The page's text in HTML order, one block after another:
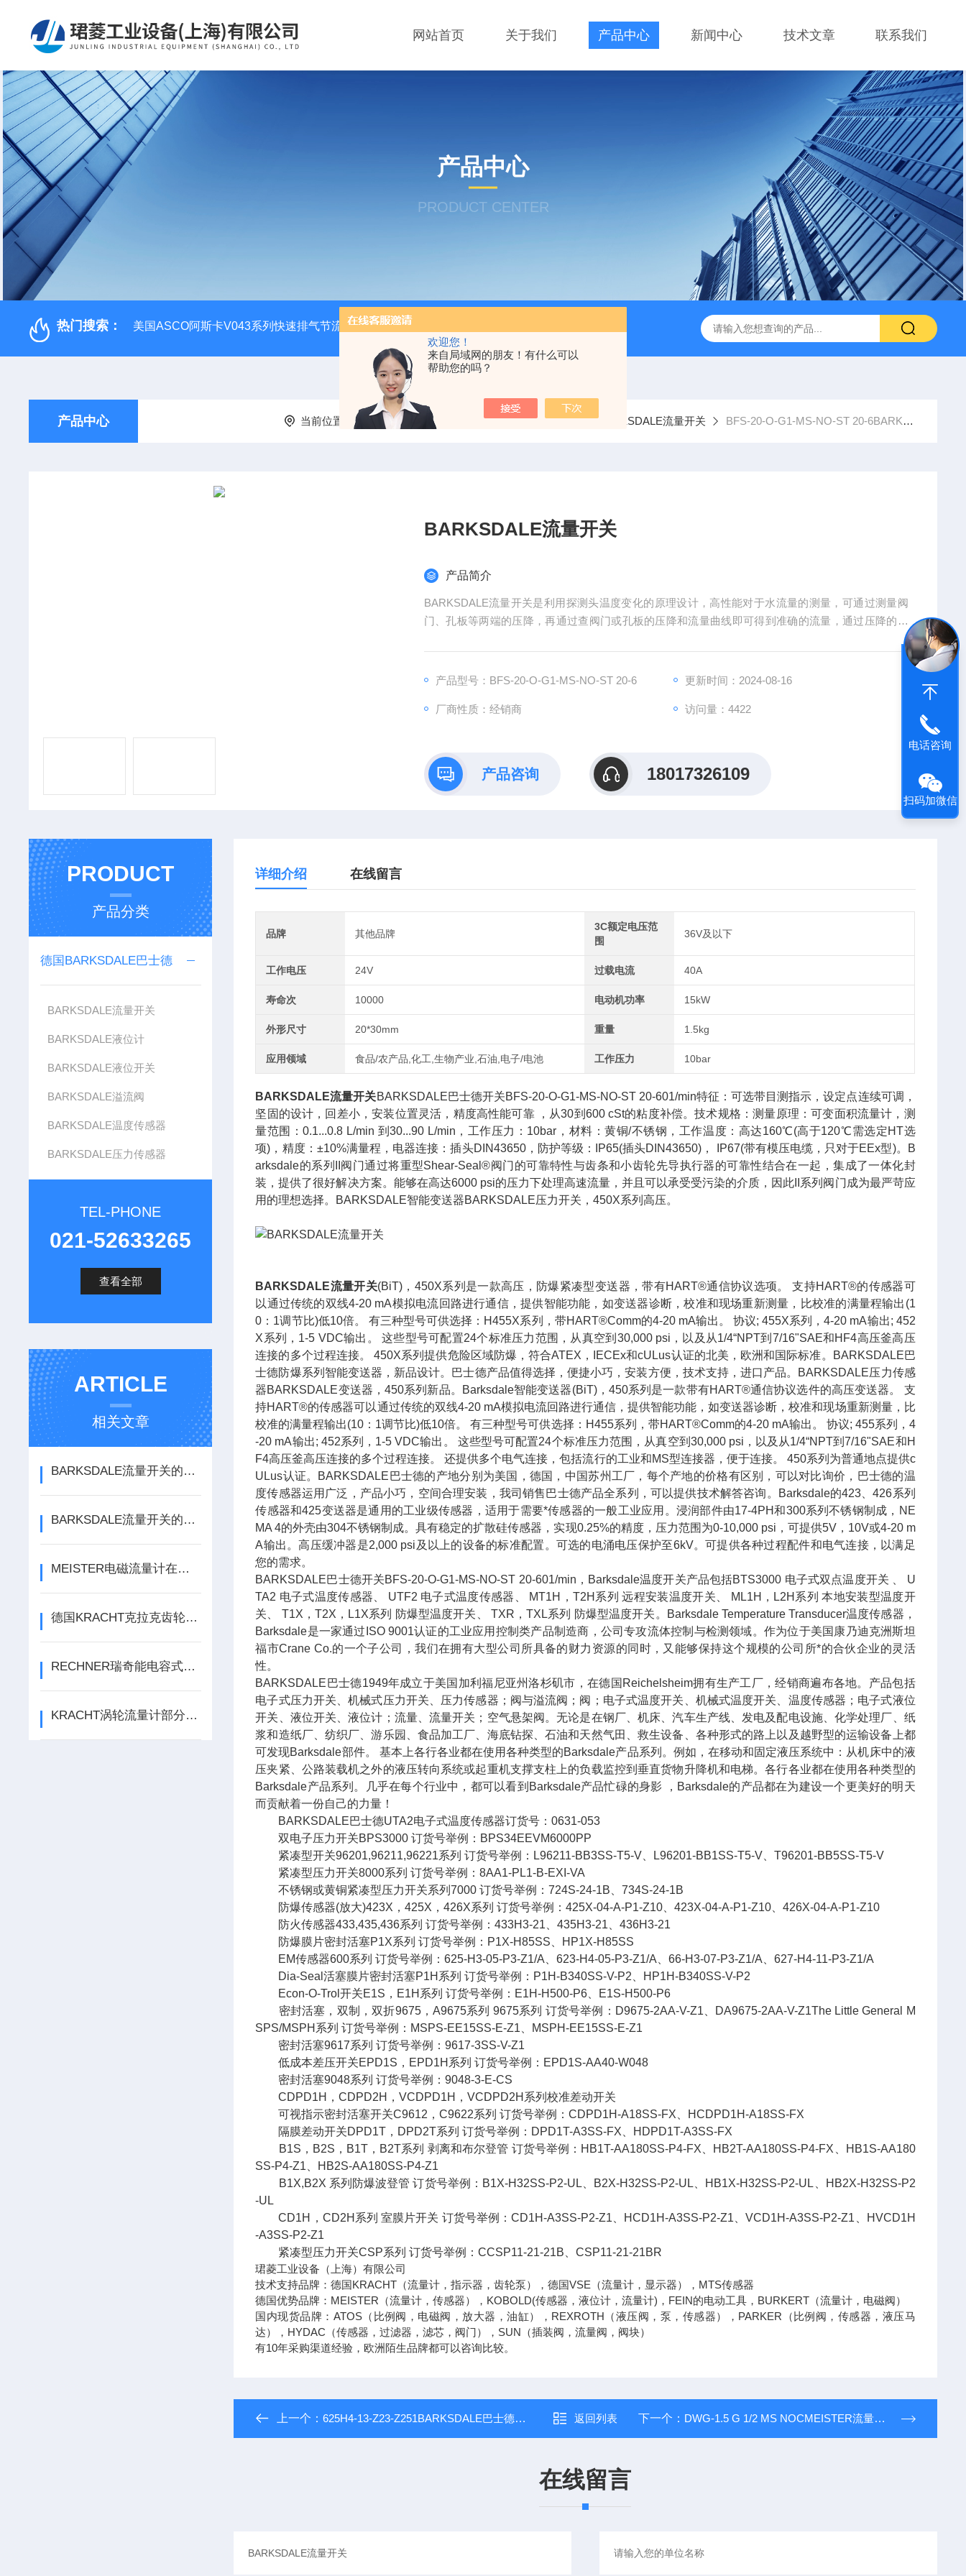
欢迎您！
来自局域网的朋友！有什么可以
帮助您的吗？
网站首页 关于我们 产品中心 新闻中心 技术文章 联系我们
产品中心
PRODUCT CENTER
热门搜索： 美国ASCO阿斯卡V043系列快速排气节流阀 RVM/U-2/1 G 1/2MEISTER流量传感器 HEIDENHAIN海德汉角度编码器全系列介绍 0631-053BARKSDALE
产品中心 当前位置： 首页 产品中心 德国BARKSDALE巴士德 BARKSDALE流量开关 BFS-20-O-G1-MS-NO-ST 20-6BARKSDALE流量开关
BARKSDALE流量开关
产品简介
BARKSDALE流量开关是利用探测头温度变化的原理设计，高性能对于水流量的测量，可通过测量阀
门、孔板等两端的压降，再通过查阀门或孔板的压降和流量曲线即可得到准确的流量，通过压降的方
产品型号：BFS-20-O-G1-MS-NO-ST 20-6 更新时间：2024-08-16
厂商性质：经销商 访问量：4422
产品咨询 18017326109
PRODUCT
产品分类
德国BARKSDALE巴士德
BARKSDALE流量开关
BARKSDALE液位计
BARKSDALE液位开关
BARKSDALE溢流阀
BARKSDALE温度传感器
BARKSDALE压力传感器
TEL-PHONE
021-52633265
查看全部
ARTICLE
相关文章
BARKSDALE流量开关的安装方法，快来了解一下吧
BARKSDALE流量开关的主要工作原理
MEISTER电磁流量计在化工行业中的应用
德国KRACHT克拉克齿轮泵工作原理技术特点
RECHNER瑞奇能电容式传感器家族又有一名新成员诞生
KRACHT涡轮流量计部分的维护保养
详细介绍 在线留言
品牌 其他品牌
3C额定电压范
围
36V及以下
工作电压 24V 过载电流 40A
寿命次 10000 电动机功率 15kW
外形尺寸 20*30mm 重量 1.5kg
应用领域 食品/农产品,化工,生物产业,石油,电子/电池 工作压力 10bar
BARKSDALE流量开关BARKSDALE巴士德开关BFS-20-O-G1-MS-NO-ST 20-601/min特征：可选带目测指示，设定点连续可调，
坚固的设计，回差小，安装位置灵活，精度高性能可靠 ，从30到600 cSt的粘度补偿。技术规格：测量原理：可变面积流量计，测
量范围：0.1...0.8 L/min 到30...90 L/min，工作压力：10bar，材料：黄铜/不锈钢，工作温度：高达160℃(高于120℃需选定HT选
项)，精度：±10%满量程，电器连接：插头DIN43650，防护等级：IP65(插头DIN43650)， IP67(带有模压电缆，只对于EEx型)。B
arksdale的系列II阀门通过将重型Shear-Seal®阀门的可靠特性与齿条和小齿轮先导执行器的可靠性结合在一起，集成了一体化封
装，提供了很好解决方案。能够在高达6000 psi的压力下处理高速流量，并且可以承受受污染的介质，因此II系列阀门成为最严苛应
用的理想选择。BARKSDALE智能变送器BARKSDALE压力开关，450X系列高压。
BARKSDALE流量开关(BiT)，450X系列是一款高压，防爆紧凑型变送器，带有HART®通信协议选项。 支持HART®的传感器可
以通过传统的双线4-20 mA模拟电流回路进行通信，提供智能功能，如变送器诊断，校准和现场重新测量，比校准的满量程输出(1
0：1调节比)低10倍。 有三种型号可供选择：H455X系列，带HART®Comm的4-20 mA输出。 协议; 455X系列，4-20 mA输出; 452
X系列，1-5 VDC输出。 这些型号可配置24个标准压力范围，从真空到30,000 psi，以及从1/4“NPT到7/16"SAE和HF4高压釜高压
连接的多个过程连接。 450X系列提供危险区域防爆，符合ATEX，IECEx和cULus认证的北美，欧洲和国际标准。BARKSDALE巴
士德防爆系列智能变送器，新品设计。巴士德产品值得选择，便捷小巧，安装方便，技术支持，进口产品。BARKSDALE压力传感
器BARKSDALE变送器，450系列新品。Barksdale智能变送器(BiT)，450系列是一款带有HART®通信协议选件的高压变送器。 支
持HART®的传感器可以通过传统的双线4-20 mA模拟电流回路进行通信，提供智能功能，如变送器诊断，校准和现场重新测量，比
校准的满量程输出(10：1调节比)低10倍。 有三种型号可供选择：H455系列，带HART®Comm的4-20 mA输出。 协议; 455系列，4
-20 mA输出; 452系列，1-5 VDC输出。 这些型号可配置24个标准压力范围，从真空到30,000 psi，以及从1/4“NPT到7/16"SAE和H
F4高压釜高压连接的多个过程连接。 还提供多个电气连接，包括流行的工业和MS型连接器，便于连接。 450系列为普通地点提供c
ULus认证。BARKSDALE巴士德的产地分别为美国，德国，中国苏州工厂，每个产地的价格有区别，可以对比询价，巴士德的温
度传感器运用广泛，产品小巧，空间合理安装，我司销售巴士德产品全系列，可以提供技术解答咨询。Barksdale的423、426系列
传感器和425变送器是通用的工业级传感器，适用于需要*传感器的一般工业应用。浸润部件由17-4PH和300系列不锈钢制成，NE
MA 4的外壳由304不锈钢制成。具有稳定的扩散硅传感器，实现0.25%的精度，压力范围为0-10,000 psi，可提供5V，10V或4-20 m
A输出。高压缓冲器是2,000 psi及以上的设备的标准配置。可选的电涌电压保护至6kV。可提供各种过程配件和电气连接，以满足
您的需求。
BARKSDALE巴士德开关BFS-20-O-G1-MS-NO-ST 20-601/min，Barksdale温度开关产品包括BTS3000 电子式双点温度开关 、 U
TA2 电子式温度传感器、 UTF2 电子式温度传感器、 MT1H，T2H系列 远程安装温度开关、 ML1H，L2H系列 本地安装型温度开
关、 T1X，T2X，L1X系列 防爆型温度开关、 TXR，TXL系列 防爆型温度开关。Barksdale Temperature Transducer温度传感器，
Barksdale是一家通过ISO 9001认证的工业应用控制类产品制造商，公司专攻流体控制与检测领域。作为位于美国康乃迪克洲斯坦
福市Crane Co.的一个子公司，我们在拥有大型公司所具备的财力资源的同时，又能够保持这个规模的公司所*的合伙企业的灵活
性。
BARKSDALE巴士德1949年成立于美国加利福尼亚州洛杉矶市，在德国Reichelsheim拥有生产工厂，经销商遍布各地。产品包括
电子式压力开关、机械式压力开关、压力传感器；阀与溢流阀；阀；电子式温度开关、机械式温度开关、温度传感器；电子式液位
开关、液位开关、液位计；流量、流量开关；空气悬架阀。无论是在钢厂、机床、汽车生产线、发电及配电设施、化学处理厂、纸
浆和造纸厂、纺织厂、游乐园、食品加工厂、海底钻探、石油和天然气田、救生设备、各种形式的路上以及越野型的运输设备上都
可发现Barksdale部件。 基本上各行各业都在使用各种类型的Barksdale产品系列。例如，在移动和固定液压系统中：从机床中的液
压夹紧、公路装载机之外的液压转向系统或起重机支撑支柱上的负载监控到垂直货物升降机和电梯。各行各业都在使用各种类型的
Barksdale产品系列。几乎在每个行业中，都可以看到Barksdale产品忙碌的身影 ，Barksdale的产品都在为建设一个更美好的明天
而贡献着一份自己的力量！
BARKSDALE巴士德UTA2电子式温度传感器订货号：0631-053
双电子压力开关BPS3000 订货号举例：BPS34EEVM6000PP
紧凑型开关96201,96211,96221系列 订货号举例：L96211-BB3SS-T5-V、L96201-BB1SS-T5-V、T96201-BB5SS-T5-V
紧凑型压力开关8000系列 订货号举例：8AA1-PL1-B-EXI-VA
不锈钢或黄铜紧凑型压力开关系列7000 订货号举例：724S-24-1B、734S-24-1B
防爆传感器(放大)423X，425X，426X系列 订货号举例：425X-04-A-P1-Z10、423X-04-A-P1-Z10、426X-04-A-P1-Z10
防火传感器433,435,436系列 订货号举例：433H3-21、435H3-21、436H3-21
防爆膜片密封活塞P1X系列 订货号举例：P1X-H85SS、HP1X-H85SS
EM传感器600系列 订货号举例：625-H3-05-P3-Z1/A、623-H4-05-P3-Z1/A、66-H3-07-P3-Z1/A、627-H4-11-P3-Z1/A
Dia-Seal活塞膜片密封活塞P1H系列 订货号举例：P1H-B340SS-V-P2、HP1H-B340SS-V-P2
Econ-O-Trol开关E1S，E1H系列 订货号举例：E1H-H500-P6、E1S-H500-P6
密封活塞，双制，双折9675，A9675系列 9675系列 订货号举例：D9675-2AA-V-Z1、DA9675-2AA-V-Z1The Little General M
SPS/MSPH系列 订货号举例：MSPS-EE15SS-E-Z1、MSPH-EE15SS-E-Z1
密封活塞9617系列 订货号举例：9617-3SS-V-Z1
低成本差压开关EPD1S，EPD1H系列 订货号举例：EPD1S-AA40-W048
密封活塞9048系列 订货号举例：9048-3-E-CS
CDPD1H，CDPD2H，VCDPD1H，VCDPD2H系列校准差动开关
可视指示密封活塞开关C9612，C9622系列 订货号举例：CDPD1H-A18SS-FX、HCDPD1H-A18SS-FX
隔膜差动开关DPD1T，DPD2T系列 订货号举例：DPD1T-A3SS-FX、HDPD1T-A3SS-FX
B1S，B2S，B1T，B2T系列 剥离和布尔登管 订货号举例：HB1T-AA180SS-P4-FX、HB2T-AA180SS-P4-FX、HB1S-AA180
SS-P4-Z1、HB2S-AA180SS-P4-Z1
B1X,B2X 系列防爆波登管 订货号举例：B1X-H32SS-P2-UL、B2X-H32SS-P2-UL、HB1X-H32SS-P2-UL、HB2X-H32SS-P2
-UL
CD1H，CD2H系列 室膜片开关 订货号举例：CD1H-A3SS-P2-Z1、HCD1H-A3SS-P2-Z1、VCD1H-A3SS-P2-Z1、HVCD1H
-A3SS-P2-Z1
紧凑型压力开关CSP系列 订货号举例：CCSP11-21-21B、CSP11-21-21BR
珺菱工业设备（上海）有限公司
技术支持品牌：德国KRACHT（流量计，指示器，齿轮泵），德国VSE（流量计，显示器），MTS传感器
德国优势品牌：MEISTER（流量计，传感器），KOBOLD(传感器，液位计，流量计)，FEIN的电动工具，BURKERT（流量计，电磁阀）
国内现货品牌：ATOS（比例阀，电磁阀，放大器，油缸），REXROTH（液压阀，泵，传感器），PARKER（比例阀，传感器，液压马
达），HYDAC（传感器，过滤器，滤芯，阀门），SUN（插装阀，流量阀，阀块）
有10年采购渠道经验，欧洲陌生品牌都可以咨询比较。
上一个：625H4-13-Z23-Z251BARKSDALE巴士德溢流阀BARKSDALE型号 返回列表 下一个： DWG-1.5 G 1/2 MS NOCMEISTER流量开关MEISTER麦斯特流量计
在线留言
电话咨询
扫码加微信